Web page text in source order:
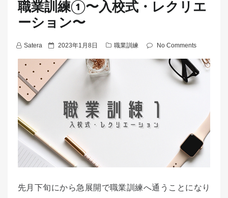
職業訓練①〜入校式・レクリエ
ーション〜
Satera
P
o
s
2023年1月8日 職業訓練 No Comments
先月下旬にから急展開で職業訓練へ通うことになり